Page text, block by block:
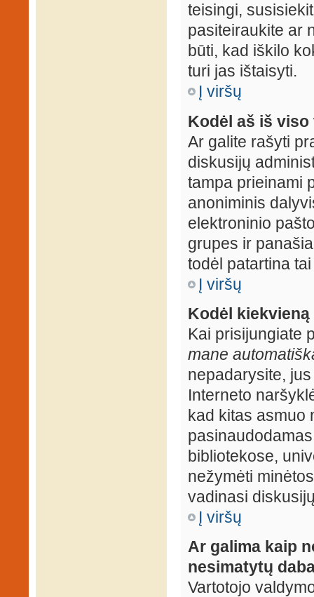
teisingi,
pasiteiraukite ar
būti, kad iškilo
turi jas ištaisyti.
Į viršų
Kodėl aš iš
Ar galite rašyti
diskusijų
tampa prieinami
anoniminis
elektroninio
grupes ir
todėl patartina
Į viršų
Kodėl
Kai prisijungiate
mane
nepadarysite,
Interneto
kad kitas asmuo
bibliotekose,
nežymėti
vadinasi
Į viršų
Ar galima kaip
nesimatytų
Vartotojo